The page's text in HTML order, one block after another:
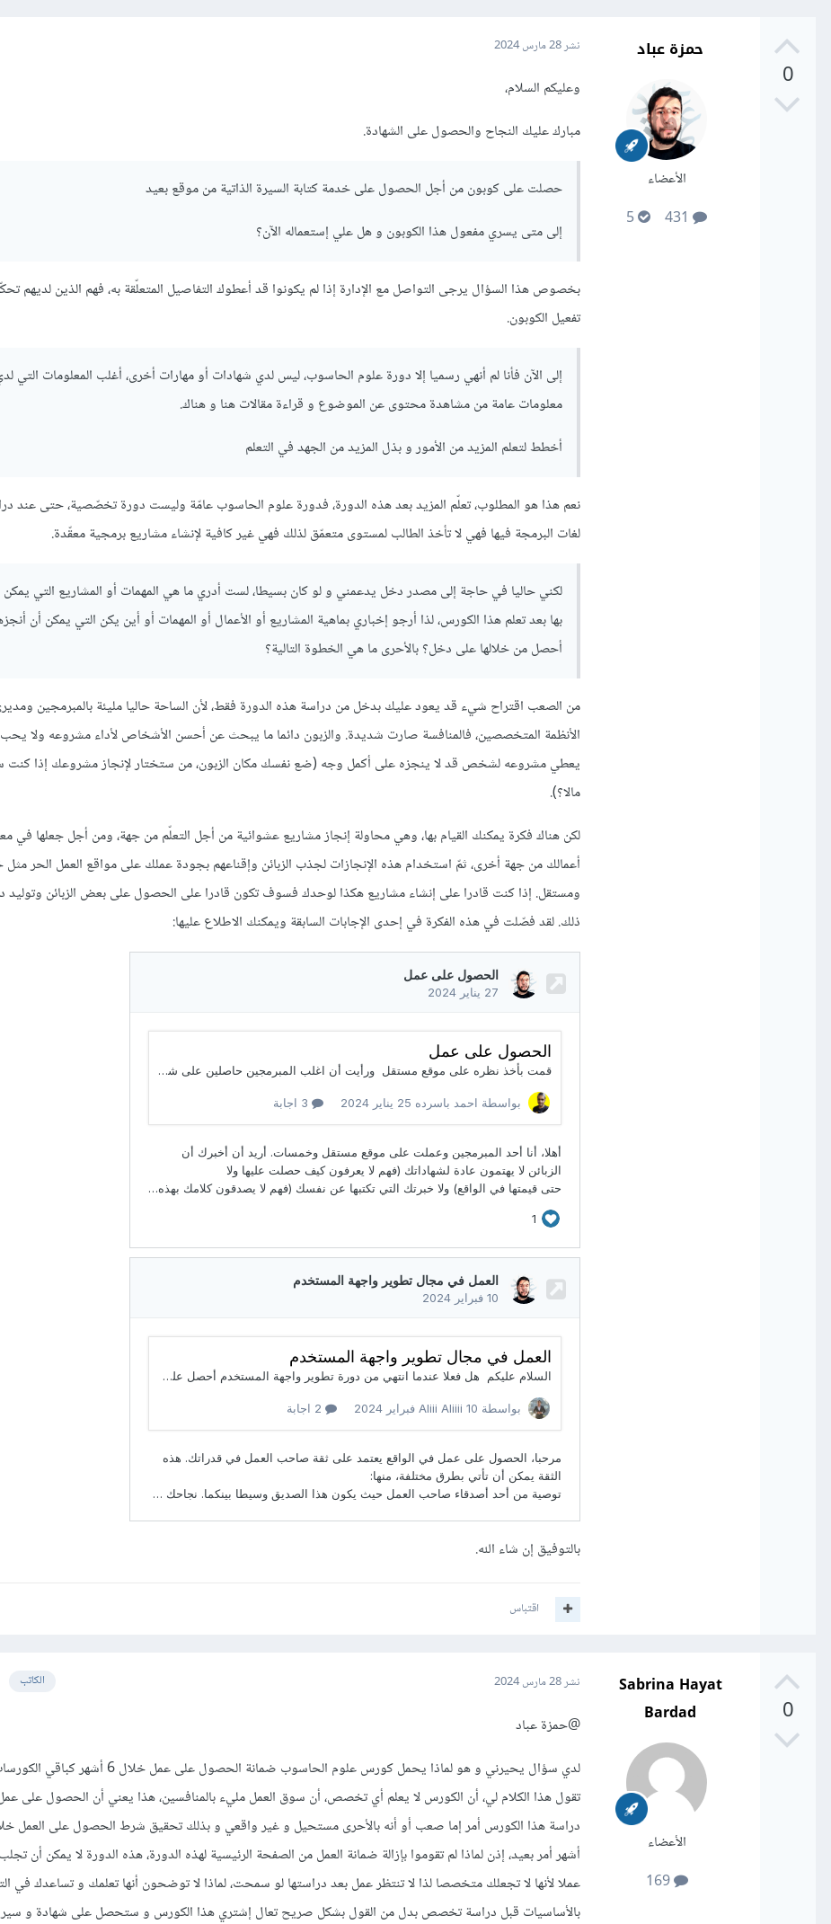
0
حمزة عباد
الأعضاء
نشر28 مارس 2024
وعليكم السلام،
مبارك عليك النجاح والحصول على الشهادة.
حصلت على كوبون من أجل الحصول على خدمة كتابة السيرة الذاتية من موقع بعيد
إلى متى يسري مفعول هذا الكوبون و هل علي إستعماله الآن؟
بخصوص هذا السؤال يرجى التواصل مع الإدارة إذا لم يكونوا قد أعطوك التفاصيل المتعلّقة به، فهم الذين لديهم
تفعيل الكوبون.
إلى الآن فأنا لم أنهي رسميا إلا دورة علوم الحاسوب، ليس لدي شهادات أو مهارات أخرى، أغلب المعلومات التي
معلومات عامة من مشاهدة محتوى عن الموضوع و قراءة مقالات هنا و هناك.
أخطط لتعلم المزيد من الأمور و بذل المزيد من الجهد في التعلم
نعم هذا هو المطلوب، تعلّم المزيد بعد هذه الدورة، فدورة علوم الحاسوب عامّة وليست دورة تخصّصية، حتى عند
لغات البرمجة فيها فهي لا تأخذ الطالب لمستوى متعمّق لذلك فهي غير كافية لإنشاء مشاريع برمجية معقّدة.
لكني حاليا في حاجة إلى مصدر دخل يدعمني و لو كان بسيطا، لست أدري ما هي المهمات أو المشاريع التي يمكن
بها بعد تعلم هذا الكورس، لذا أرجو إخباري بماهية المشاريع أو الأعمال أو المهمات أو أين يكن التي يمكن أن
أحصل من خلالها على دخل؟ بالأحرى ما هي الخطوة التالية؟
من الصعب اقتراح شيء قد يعود عليك بدخل من دراسة هذه الدورة فقط، لأن الساحة حاليا مليئة بالمبرمجين
الأنظمة المتخصصين، فالمنافسة صارت شديدة. والزبون دائما ما يبحث عن أحسن الأشخاص لأداء مشروعه ولا
يعطي مشروعه لشخص قد لا ينجزه على أكمل وجه (ضع نفسك مكان الزبون، من ستختار لإنجاز مشروعك إذا كنت
مالا؟).
لكن هناك فكرة يمكنك القيام بها، وهي محاولة إنجاز مشاريع عشوائية من أجل التعلّم من جهة، ومن أجل جعلها في
أعمالك من جهة أخرى، ثمّ استخدام هذه الإنجازات لجذب الزبائن وإقناعهم بجودة عملك على مواقع العمل الحر
ومستقل. إذا كنت قادرا على إنشاء مشاريع هكذا لوحدك فسوف تكون قادرا على الحصول على بعض الزبائن
ذلك. لقد فصّلت في هذه الفكرة في إحدى الإجابات السابقة ويمكنك الاطلاع عليها:
بالتوفيق إن شاء الله.
اقتباس
0
Sabrina Hayat
Bardad
الأعضاء
169
الكاتب نشر28 مارس 2024
@حمزة عباد
لدي سؤال يحيرني و هو لماذا يحمل كورس علوم الحاسوب ضمانة الحصول على عمل
تقول هذا الكلام لي، أن الكورس لا يعلم أي تخصص، أن سوق العمل مليء بالمنافسين، هذا يعني أن الحصول على
أشهر أمر بعيد، إذن لماذا لم تقوموا بإزالة ضمانة العمل من الصفحة الرئيسية لهذه الدورة، هذه الدورة لا يمكن أن
عملا لأنها لا تجعلك متخصصا لذا لا تنتظر عمل بعد دراستها لو سمحت، لماذا لا توضحون أنها تعلمك و تساعدك في
بالأساسيات قبل دراسة تخصص بدل من القول بشكل صريح تعال إشتري هذا الكورس و ستحصل على شهادة و